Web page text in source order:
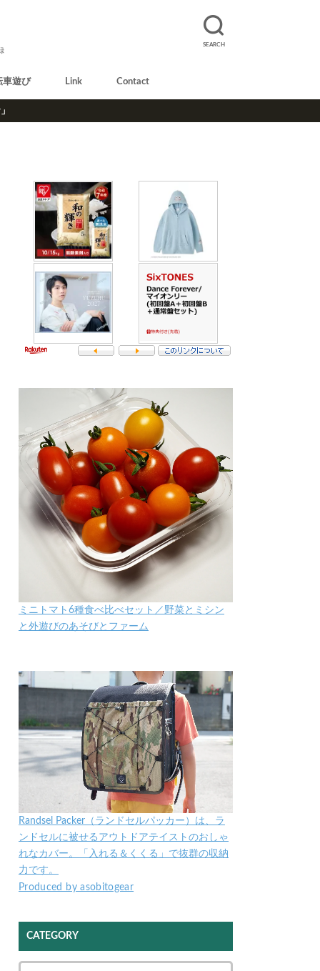
SEARCH
車遊び Link Contact
ミニトマト6種食べ比べセット／野菜とミシン
と外遊びのあそびとファーム
Randsel Packer（ランドセルパッカー）は、ラ
ンドセルに被せるアウトドアテイストのおしゃ
れなカバー。「入れる＆くくる」で抜群の収納
力です。
Produced by asobitogear
CATEGORY